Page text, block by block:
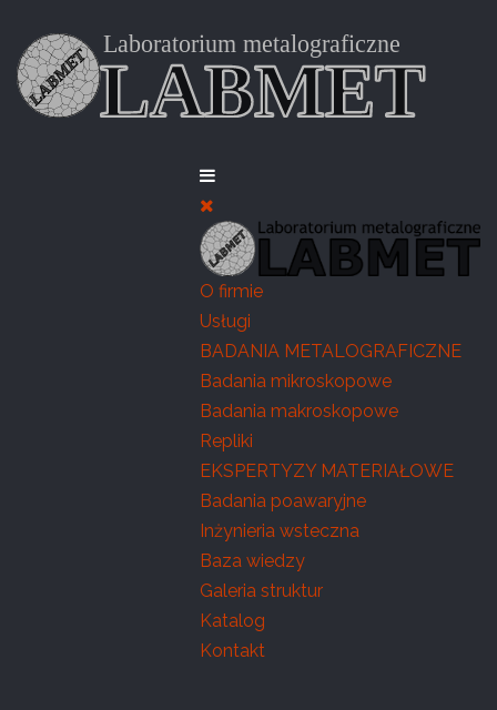
O firmie
Usługi
BADANIA METALOGRAFICZNE
Badania mikroskopowe
Badania makroskopowe
Repliki
EKSPERTYZY MATERIAŁOWE
Badania poawaryjne
Inżynieria wsteczna
Baza wiedzy
Galeria struktur
Katalog
Kontakt